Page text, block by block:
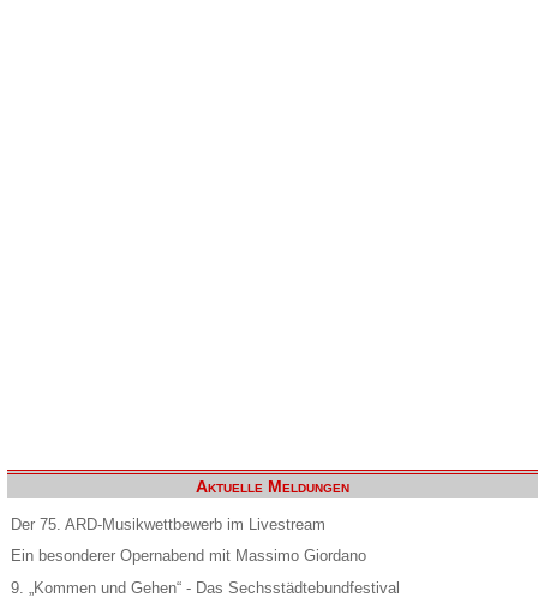
Aktuelle Meldungen
Der 75. ARD-Musikwettbewerb im Livestream
Ein besonderer Opernabend mit Massimo Giordano
9. „Kommen und Gehen“ - Das Sechsstädtebundfestival